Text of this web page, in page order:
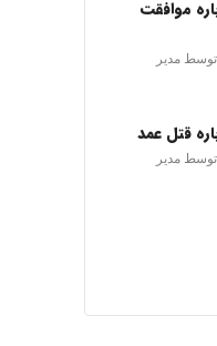
موافقت
توسط مدیر
قتل عمد
توسط مدیر